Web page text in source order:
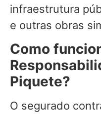
infraestrutura
e outras obras
Como
Piquete?
O segurado